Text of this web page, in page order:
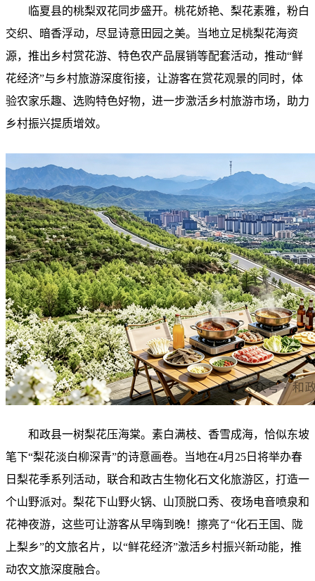
临夏县的桃梨双花同步盛开。桃花娇艳、梨花素雅，粉白
交织、暗香浮动，尽显诗意田园之美。当地立足桃梨花海资
源，推出乡村赏花游、特色农产品展销等配套活动，推动“鲜
花经济”与乡村旅游深度衔接，让游客在赏花观景的同时，体
验农家乐趣、选购特色好物，进一步激活乡村旅游市场，助力
乡村振兴提质增效。
和政县一树梨花压海棠。素白满枝、香雪成海，恰似东坡
笔下“梨花淡白柳深青”的诗意画卷。当地在4月25日将举办春
日梨花季系列活动，联合和政古生物化石文化旅游区，打造一
个山野派对。梨花下山野火锅、山顶脱口秀、夜场电音喷泉和
花神夜游，这些可让游客从早嗨到晚！擦亮了“化石王国、陇
上梨乡”的文旅名片，以“鲜花经济”激活乡村振兴新动能，推
动农文旅深度融合。